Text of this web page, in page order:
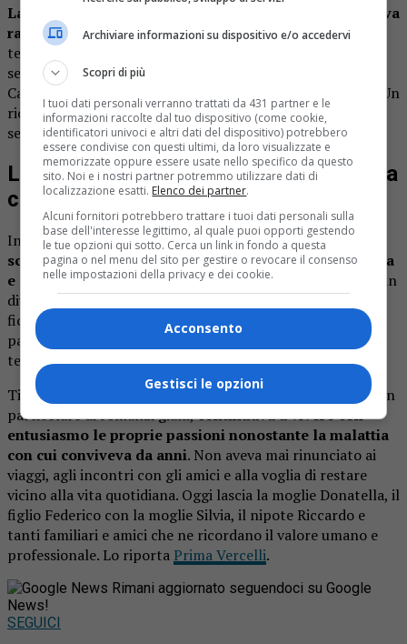
La sua carriera si era poi conclusa a Novara, dove aveva
raggiunto il grado di colonnellodopo essere stato
tenente colonnello. Un percorso lungo e prestigioso,
segnato anche dal conferimento dell’onorificenza di
Cavaliere dell’Ordine al Merito della Repubblica Italiana. Un
riconoscimento che aveva premiato anni di impegno al
servizio dello Stato e dei cittadini.
L’amore per Vercelli e la passione per la
cultura
Insieme alla moglie Donatella Petrucci, Maravigliaaveva
scelto di mettere radici a Vercelli acquistando una casa
e costruendo qui la propria vitadopo gli anni trascorsi in
diverse città del Nord Italia. Nonostante le origini
fiorentine, si era profondamente affezionato alla città e
partecipava spesso alle iniziative culturali organizzate sul
territorio.
Tifoso della Fiorentina e grande appassionato di lettura, in
particolare di romanzi gialli,continuava a vivere con
entusiasmo le proprie passioni nonostante la malattia
con cui conviveva da anni. Non aveva mai rinunciato ai
viaggi, agli incontri con gli amici e alla voglia di restare
vicino alla vita quotidiana. Oggi lascia la moglie Donatella, il
figlio Federico con la moglie Silvia, il nipote Riccardo e
tanti familiari e amici che ne ricordano il valore umano e
professionale. Lo riporta Prima Vercelli.
Rimani aggiornato seguendoci su Google
News!
SEGUICI
Archiviare informazioni su dispositivo e/o accedervi
Scopri di più
I tuoi dati personali verranno trattati da 431 partner e le
informazioni raccolte dal tuo dispositivo (come cookie,
identificatori univoci e altri dati del dispositivo) potrebbero
essere condivise con questi ultimi, da loro visualizzate e
memorizzate oppure essere usate nello specifico da questo
sito. Noi e i nostri partner potremmo utilizzare dati di
localizzazione esatti. Elenco dei partner.
Alcuni fornitori potrebbero trattare i tuoi dati personali sulla
base dell'interesse legittimo, al quale puoi opporti gestendo
le tue opzioni qui sotto. Cerca un link in fondo a questa
pagina o nel menu del sito per gestire o revocare il consenso
nelle impostazioni della privacy e dei cookie.
Acconsento
Gestisci le opzioni